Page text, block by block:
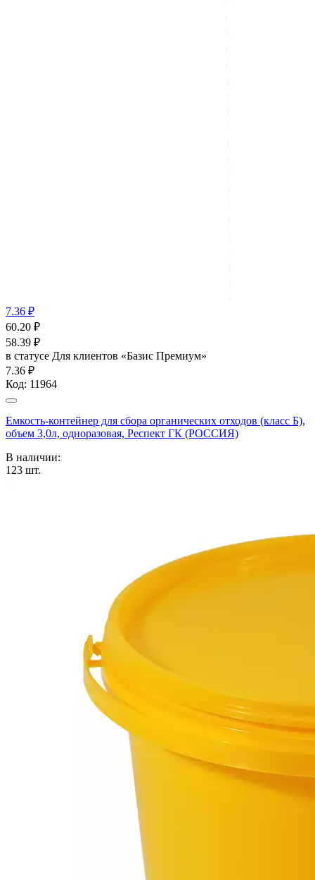
7.36 ₽
60.20 ₽
58.39 ₽
в статусе Для клиентов «Базис Премиум»
7.36 ₽
Код: 11964
Емкость-контейнер для сбора органических отходов (класс Б),
объем 3,0л, одноразовая, Респект ГК (РОССИЯ)
В наличии:
123 шт.